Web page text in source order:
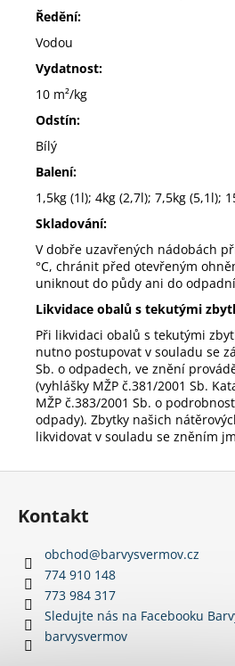
Ředění:
Vodou
Vydatnost:
10 m²/kg
Odstín:
Bílý
Balení:
1,5kg (1l); 4kg (2,7l); 7,5kg (5,1l);
Skladování:
V dobře uzavřených nádobách
°C, chránit před otevřeným
uniknout do půdy ani do
Likvidace obalů s tekutými
Při likvidaci obalů s tekutými
nutno postupovat v souladu se
Sb. o odpadech, ve znění
(vyhlášky MŽP č.381/2001 Sb.
MŽP č.383/2001 Sb. o
odpady). Zbytky našich
likvidovat v souladu se zněním
Z
Kontakt
obchod@barvysvermov.cz
774 910 148
773 984 317
Sledujte nás na Facebooku
barvysvermov